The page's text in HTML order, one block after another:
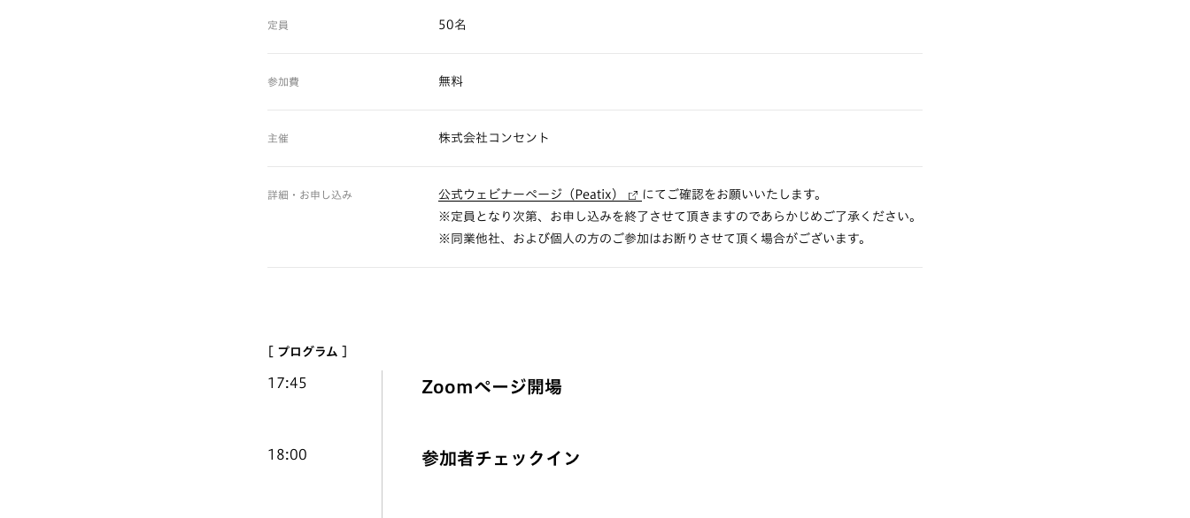
定員 50名
参加費 無料
主催 株式会社コンセント
詳細・お申し込み 公式ウェビナーページ（Peatix）
にてご確認をお願いいたします。
※定員となり次第、お申し込みを終了させて頂きますのであらかじめご了承ください。
※同業他社、および個人の方のご参加はお断りさせて頂く場合がございます。
[ プログラム ]
17:45 Zoomページ開場
18:00 参加者チェックイン